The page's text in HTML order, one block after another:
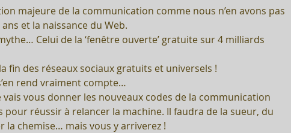
majeure de la communication comme nous n’en avons pas
et la naissance du Web.
mythe… Celui de la ‘fenêtre ouverte’ gratuite sur 4 milliards
fin des réseaux sociaux gratuits et universels !
rend vraiment compte…
vais vous donner les nouveaux codes de la communication
pour réussir à relancer la machine. Il faudra de la sueur, du
la chemise… mais vous y arriverez !